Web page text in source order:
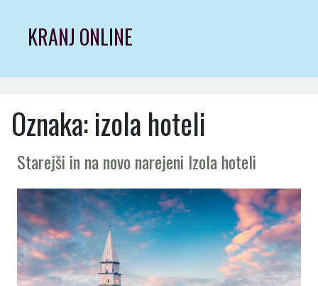
contentKRANJ ONLINE
Oznaka:izola hoteli
Starejši in na novo narejeni Izola hoteli